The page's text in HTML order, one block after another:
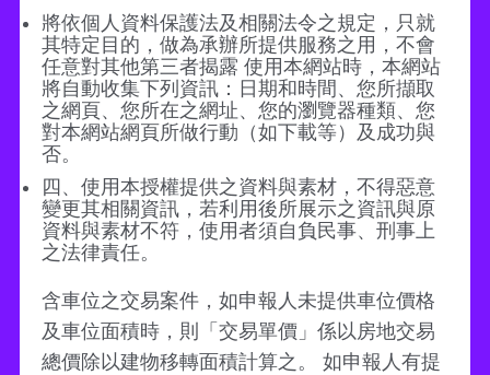
將依個人資料保護法及相關法令之規定，只就
其特定目的，做為承辦所提供服務之用，不會
任意對其他第三者揭露 使用本網站時，本網站
將自動收集下列資訊：日期和時間、您所擷取
之網頁、您所在之網址、您的瀏覽器種類、您
對本網站網頁所做行動（如下載等）及成功與
否。
四、使用本授權提供之資料與素材，不得惡意
變更其相關資訊，若利用後所展示之資訊與原
資料與素材不符，使用者須自負民事、刑事上
之法律責任。
含車位之交易案件，如申報人未提供車位價格
及車位面積時，則「交易單價」係以房地交易
總價除以建物移轉面積計算之。 如申報人有提